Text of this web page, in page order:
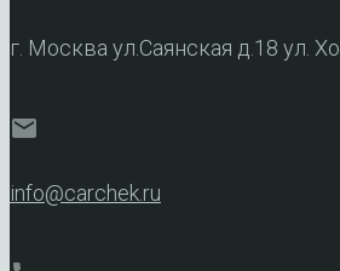
г. Москва ул.Саянская д.18 ул.
mail
info@carchek.ru